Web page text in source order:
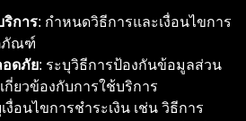
การ: กำหนดวิธีการและเงื่อนไขการ
ภัณฑ์
อดภัย: ระบุวิธีการป้องกันข้อมูลส่วน
ยวข้องกับการใช้บริการ
งื่อนไขการชำระเงิน เช่น วิธีการ